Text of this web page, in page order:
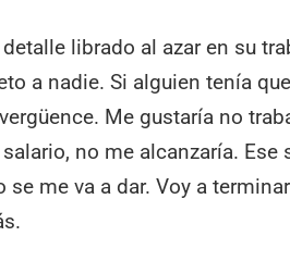
librado al azar en su
a nadie. Si alguien tenía
Me gustaría no
no me alcanzaría. Ese
me va a dar. Voy a